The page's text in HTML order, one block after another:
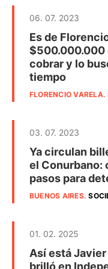
06. 07. 2023
Es de
$500.000.000
cobrar y lo
tiempo
FLORENCIO VARELA.
03. 07. 2023
Ya circulan
el Conurbano:
pasos para
BUENOS AIRES.
01. 02. 2025
Así está
brilló en